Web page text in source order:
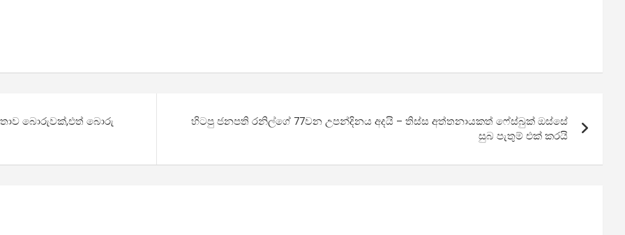
බොරුවක්,එත් බොරු
හිටපු ජනපති රනිල්ගේ 77වන උපන්දිනය අදයි – තිස්ස අත්තනායකත් ෆේස්බුක් ඔස්සේ
සුබ පැතුම් එක් කරයි